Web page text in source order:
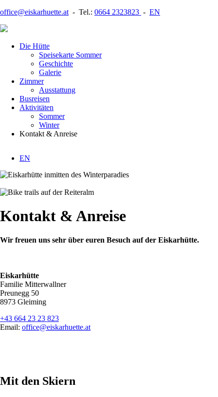
office@eiskarhuette.at - Tel.: 0664 2323823 - EN
überspringen
Die Hütte
Speisekarte Sommer
Geschichte
Galerie
Zimmer
Ausstattung
Busreisen
Aktivitäten
Sommer
Winter
Kontakt & Anreise
EN
Kontakt & Anreise
Wir freuen uns sehr über euren Besuch auf der Eiskarhütte.
Eiskarhütte
Familie Mitterwallner
Preunegg 50
8973 Gleiming
+43 664 23 23 823
Email: office@eiskarhuette.at
Mit den Skiern